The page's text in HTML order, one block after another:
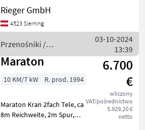
bekannt für ihre Robustheit
und Zuverlässigkeit. Dieses
spezifische Modell, das im
mit
Rieger GmbH
4523 Sierning
Przenośniki /
Stepa
03-10-2024
13:39
Maraton
6.700
€
wliczony
VAT/pośrednictwo
5.929,20 €
netto
10 KM/7 kW R. prod. 1994
Maraton Kran 2fach Tele, ca
8m Reichweite, 2m Spur,